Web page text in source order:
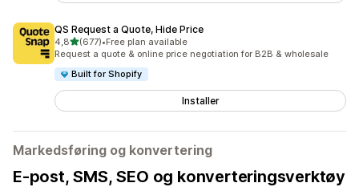
QS Request a Quote, Hide Price
4,8av 5 stjerner
(677)
Totalt 677 omtaler
•Free plan available
Request a quote & online price negotiation for B2B & wholesale
Built for Shopify
Installer
Markedsføring og konvertering
E-post, SMS, SEO og konverteringsverktøy